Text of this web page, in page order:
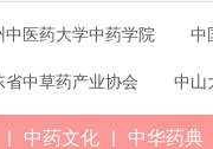
中医药大学中药学院 中
省中草药产业协会 中山
| 中药文化 | 中华药典